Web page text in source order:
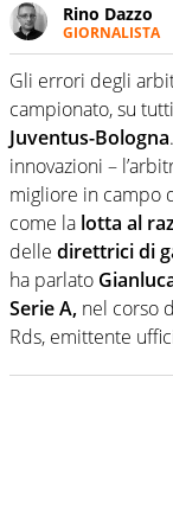
Rino Dazzo
GIORNALISTA
Se mai ci
una nicchia
una svista
curve
Gli errori degli
campionato, su
Juventus-Bologna
innovazioni –
migliore in campo
come la lotta al
delle direttrici di
ha parlato
Serie A, nel corso
Rds, emittente